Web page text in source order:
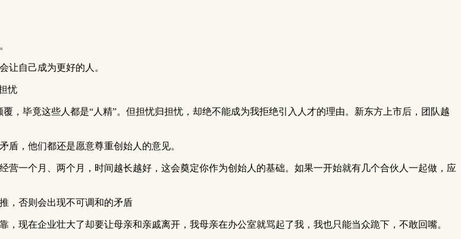
让自己成为更好的人。
忧
，毕竟这些人都是“人精”。但担忧归担忧，却绝不能成为我拒绝引入人才的理由。新东方上市后，团队越
，他们都还是愿意尊重创始人的意见。
一个月、两个月，时间越长越好，这会奠定你作为创始人的基础。如果一开始就有几个合伙人一起做，应
，否则会出现不可调和的矛盾
现在企业壮大了却要让母亲和亲戚离开，我母亲在办公室就骂起了我，我也只能当众跪下，不敢回嘴。